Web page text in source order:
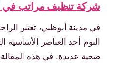
شركة تنظيف مراتب في
في مدينة أبوظبي، تعتبر
النوم أحد العناصر
صحية عديدة. في هذه